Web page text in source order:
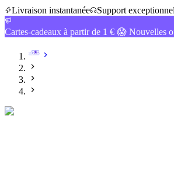
Livraison instantanée
Support exceptionnel
Cartes-cadeaux à partir de 1 € 😱 Nouvelles